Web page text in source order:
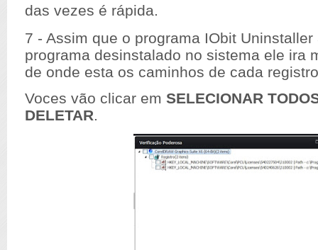
das vezes é rápida.
7 - Assim que o programa IObit
programa desinstalado no sistema ele ira
de onde esta os caminhos de cada
Voces vão clicar em SELECIONAR
DELETAR.